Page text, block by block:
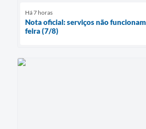
Há 7 horas
Nota oficial: serviços não
feira (7/8)